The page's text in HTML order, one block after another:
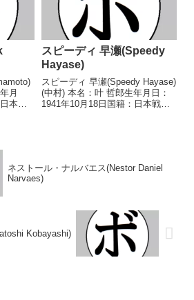
月
本戦
スピーディ 早瀬(Speedy
Hayase)
スピーディ 早瀬(Speedy Hayase)
(中村) 本名：叶 哲郎生年月日：
1941年10月18日国籍：日本戦
ネストール・ナルバエス(Nestor Daniel
Narvaes)
Kobayashi)